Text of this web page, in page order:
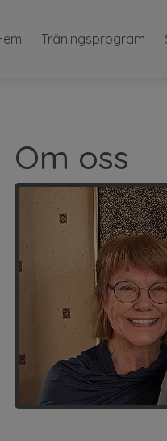
Träningsprogram
Om oss